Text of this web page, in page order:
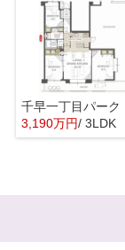
3,190万円/ 3LDK